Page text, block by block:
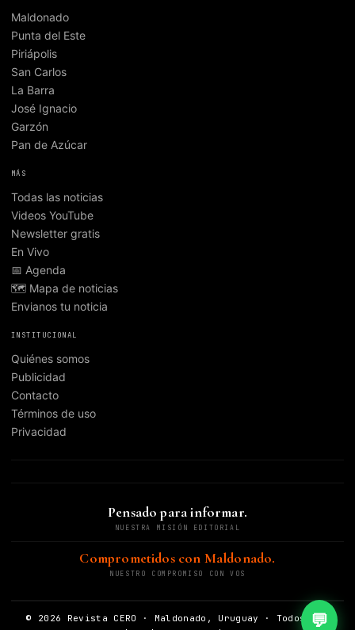
Maldonado
Punta del Este
Piriápolis
San Carlos
La Barra
José Ignacio
Garzón
Pan de Azúcar
MÁS
Todas las noticias
Videos YouTube
Newsletter gratis
En Vivo
📅 Agenda
🗺️ Mapa de noticias
Envianos tu noticia
INSTITUCIONAL
Quiénes somos
Publicidad
Contacto
Términos de uso
Privacidad
Pensado para informar.
NUESTRA MISIÓN EDITORIAL
Comprometidos con Maldonado.
NUESTRO COMPROMISO CON VOS
© 2026 Revista CERO · Maldonado, Uruguay · Todos los
💬